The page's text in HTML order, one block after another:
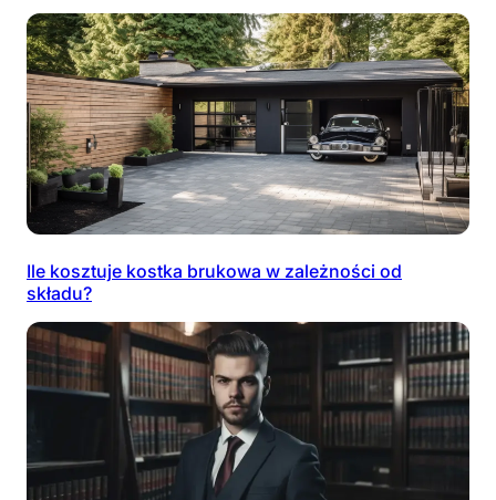
Ile kosztuje kostka brukowa w zależności od
składu?